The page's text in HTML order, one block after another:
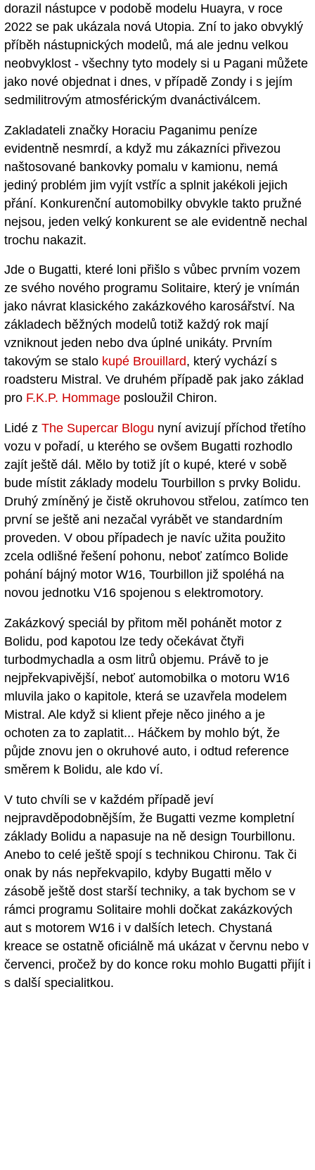
dorazil nástupce v podobě modelu Huayra, v roce
2022 se pak ukázala nová Utopia. Zní to jako obvyklý
příběh nástupnických modelů, má ale jednu velkou
neobvyklost - všechny tyto modely si u Pagani můžete
jako nové objednat i dnes, v případě Zondy i s jejím
sedmilitrovým atmosférickým dvanáctiválcem.
Zakladateli značky Horaciu Paganimu peníze
evidentně nesmrdí, a když mu zákazníci přivezou
naštosované bankovky pomalu v kamionu, nemá
jediný problém jim vyjít vstříc a splnit jakékoli jejich
přání. Konkurenční automobilky obvykle takto pružné
nejsou, jeden velký konkurent se ale evidentně nechal
trochu nakazit.
Jde o Bugatti, které loni přišlo s vůbec prvním vozem
ze svého nového programu Solitaire, který je vnímán
jako návrat klasického zakázkového karosářství. Na
základech běžných modelů totiž každý rok mají
vzniknout jeden nebo dva úplné unikáty. Prvním
takovým se stalo kupé Brouillard, který vychází s
roadsteru Mistral. Ve druhém případě pak jako základ
pro F.K.P. Hommage posloužil Chiron.
Lidé z The Supercar Blogu nyní avizují příchod třetího
vozu v pořadí, u kterého se ovšem Bugatti rozhodlo
zajít ještě dál. Mělo by totiž jít o kupé, které v sobě
bude místit základy modelu Tourbillon s prvky Bolidu.
Druhý zmíněný je čistě okruhovou střelou, zatímco ten
první se ještě ani nezačal vyrábět ve standardním
proveden. V obou případech je navíc užita použito
zcela odlišné řešení pohonu, neboť zatímco Bolide
pohání bájný motor W16, Tourbillon již spoléhá na
novou jednotku V16 spojenou s elektromotory.
Zakázkový speciál by přitom měl pohánět motor z
Bolidu, pod kapotou lze tedy očekávat čtyři
turbodmychadla a osm litrů objemu. Právě to je
nejpřekvapivější, neboť automobilka o motoru W16
mluvila jako o kapitole, která se uzavřela modelem
Mistral. Ale když si klient přeje něco jiného a je
ochoten za to zaplatit... Háčkem by mohlo být, že
půjde znovu jen o okruhové auto, i odtud reference
směrem k Bolidu, ale kdo ví.
V tuto chvíli se v každém případě jeví
nejpravděpodobnějším, že Bugatti vezme kompletní
základy Bolidu a napasuje na ně design Tourbillonu.
Anebo to celé ještě spojí s technikou Chironu. Tak či
onak by nás nepřekvapilo, kdyby Bugatti mělo v
zásobě ještě dost starší techniky, a tak bychom se v
rámci programu Solitaire mohli dočkat zakázkových
aut s motorem W16 i v dalších letech. Chystaná
kreace se ostatně oficiálně má ukázat v červnu nebo v
červenci, pročež by do konce roku mohlo Bugatti přijít i
s další specialitkou.